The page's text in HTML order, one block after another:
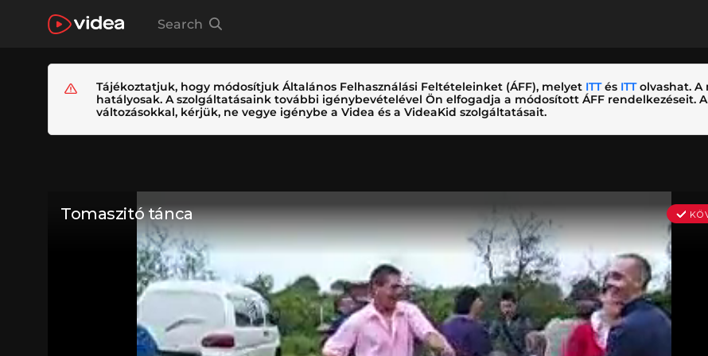
Search
Tájékoztatjuk, hogy módosítjuk Általános Felhasználási Feltételeinket (ÁFF), melyet ITTés ITTolvashat. A
hatályosak. A szolgáltatásaink további igénybevételével Ön elfogadja a módosított ÁFF rendelkezéseit.
változásokkal, kérjük, ne vegye igénybe a Videa és a VideaKid szolgáltatásait.